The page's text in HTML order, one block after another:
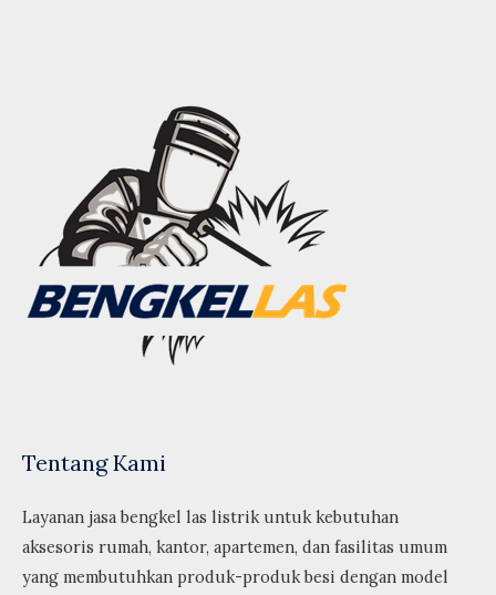
Tentang Kami
Layanan jasa bengkel las listrik untuk kebutuhan
aksesoris rumah, kantor, apartemen, dan fasilitas umum
yang membutuhkan produk-produk besi dengan model